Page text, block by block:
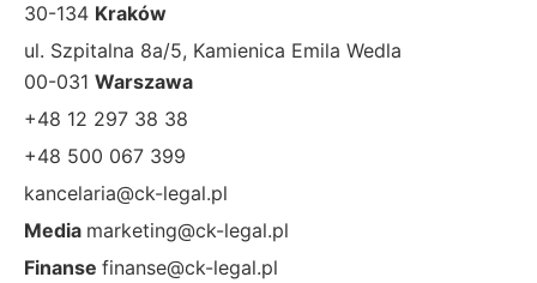
30-134 Kraków
ul. Szpitalna 8a/5, Kamienica Emila Wedla
00-031 Warszawa
+48 12 297 38 38
+48 500 067 399
kancelaria@ck-legal.pl
Media marketing@ck-legal.pl
Finanse finanse@ck-legal.pl